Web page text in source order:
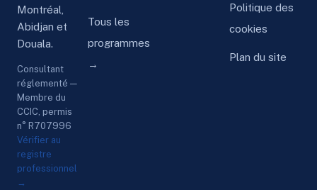
Montréal,
Abidjan et
Douala.
Consultant
réglementé —
Membre du
CCIC, permis
n° R707996
Vérifier au
registre
professionnel
→
Tous les
programmes
→
Politique des
cookies
Plan du site